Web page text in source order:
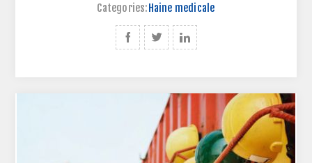
Categories: Haine medicale